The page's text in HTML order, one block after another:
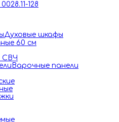
128
Духовые шкафы
60 см
СВЧ
Варочные панели